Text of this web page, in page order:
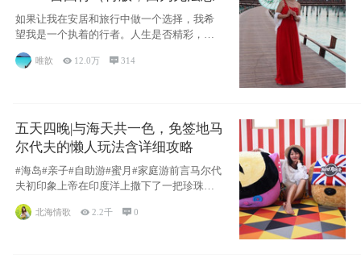
的留恋）
如果让我在安居和旅行中做一个选择，我希
望我是一个执着的行者。人生是否精彩，都
源于自己
唯歆  12.0万  314
五天四晚|与海天共一色，免签地马
尔代夫的懒人玩法含详细攻略
#海岛#亲子#自助游#蜜月#家庭游前言马尔代
夫初印象上帝在印度洋上撒下了一把珍珠，
北海情歌 2.2千 0